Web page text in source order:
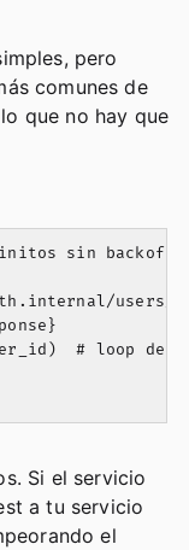
pero
comunes de
que no hay que
sin backoff
users/
# loop de
Si el servicio
a tu servicio
el